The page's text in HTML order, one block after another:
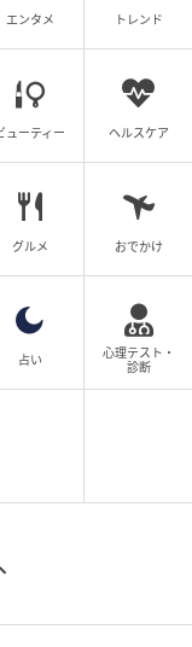
囲の見る目も変
もしれません
りていないから
自己開示をする
良い関係が築け
的な診断結果を
い自分のこと。
か？心理テスト
エンタメ トレンド
ューティー ヘルスケア
グルメ おでかけ
占い
心理テスト・
診断